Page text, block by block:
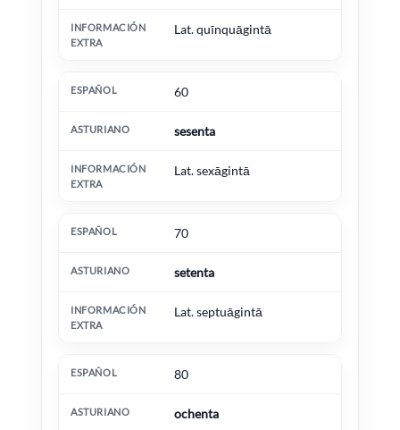
Lat. quīnquāgintā
60
sesenta
Lat. sexāgintā
70
setenta
Lat. septuāgintā
80
ochenta